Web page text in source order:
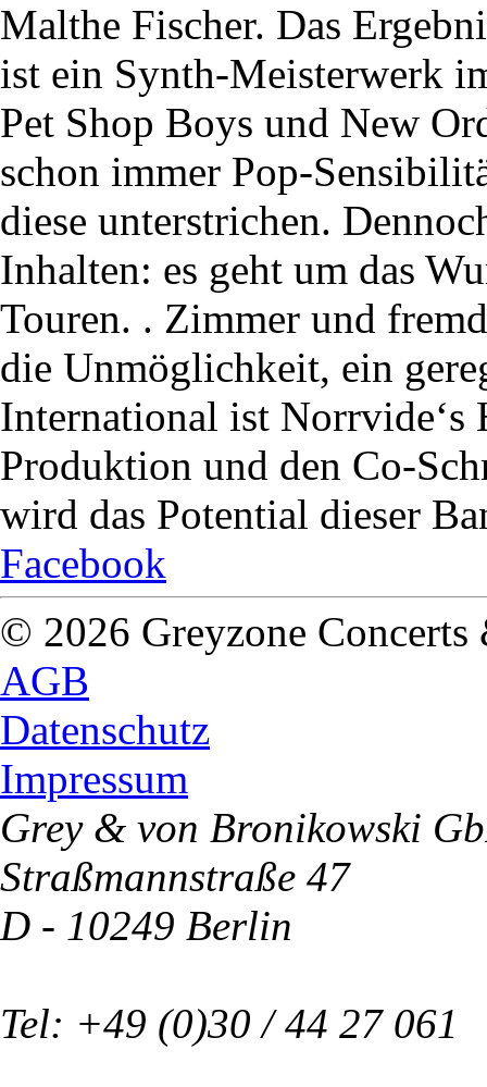
Malthe Fischer. Das
ist ein Synth-Meisterwerk
Pet Shop Boys und New
schon immer Pop-
diese unterstrichen.
Inhalten: es geht um das
Touren. . Zimmer und
die Unmöglichkeit, ein
International ist Norrvide‘s
Produktion und den Co-
wird das Potential dieser
Facebook
© 2026 Greyzone
AGB
Datenschutz
Impressum
Grey & von Bronikowski
Straßmannstraße 47
D - 10249 Berlin
Tel: +49 (0)30 / 44 27 061